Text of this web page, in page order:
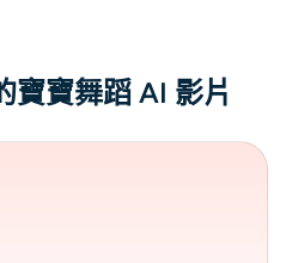
寶寶舞蹈 AI 影片